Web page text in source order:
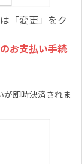
「変更」をク
お⽀払い⼿続
即時決済されま